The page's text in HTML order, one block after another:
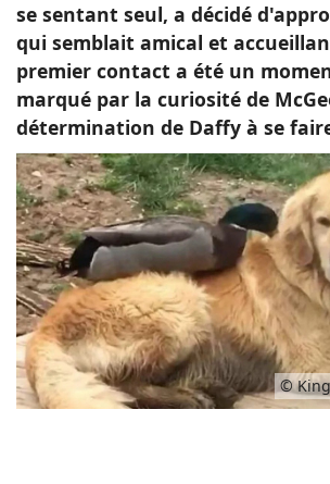
se sentant seul, a décidé
qui semblait amical et
premier contact a été un
marqué par la curiosité de
détermination de Daffy à se
©